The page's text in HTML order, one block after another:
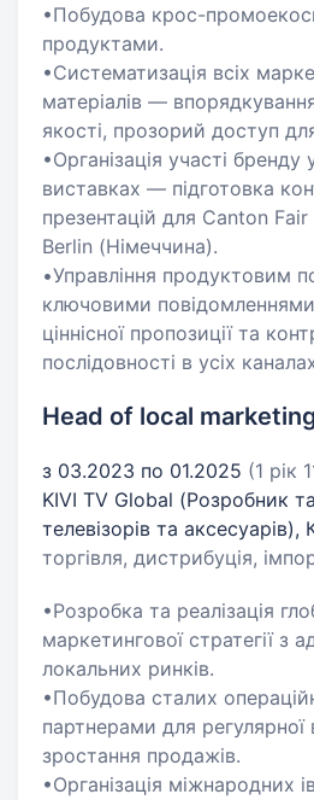
•Побудова крос-
продуктами.
•Систематизація всіх
матеріалів —
якості, прозорий доступ
•Організація участі
виставках — підготовка
презентацій для Canton
Berlin (Німеччина).
•Управління продуктовим
ключовими
ціннісної пропозиції та
послідовності в усіх
Head of local
з 03.2023 по 01.2025 (1 рік
KIVI TV Global (Розробник
телевізорів та аксесуарів),
торгівля, дистрибуція,
•Розробка та реалізація
маркетингової стратегії з
локальних ринків.
•Побудова сталих
партнерами для регулярної
зростання продажів.
•Організація міжнародних